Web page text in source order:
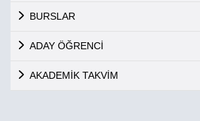
BURSLAR
ADAY ÖĞRENCİ
AKADEMİK TAKVİM